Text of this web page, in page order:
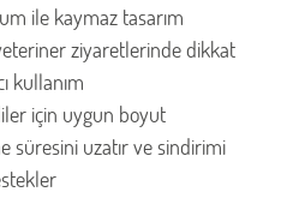
ile kaymaz tasarım
ziyaretlerinde dikkat
kullanım
için uygun boyut
süresini uzatır ve sindirimi